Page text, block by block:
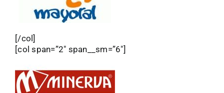
[/col]
[col span=”2″ span__sm=”6″]